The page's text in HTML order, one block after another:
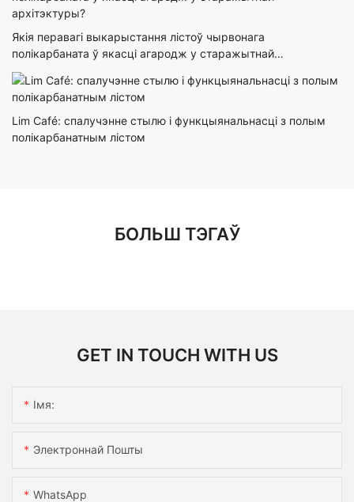
Якія перавагі выкарыстання лістоў чырвонага
полікарбаната ў якасці агародж у старажытнай
архітэктуры?
Lim Café: спалучэнне стылю і функцыянальнасці з полым
полікарбанатным лістом
БОЛЬШ ТЭГАЎ
GET IN TOUCH WITH US
Імя:
Электроннай Пошты
WhatsApp